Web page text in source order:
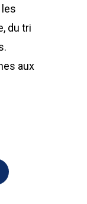
du tri
aux